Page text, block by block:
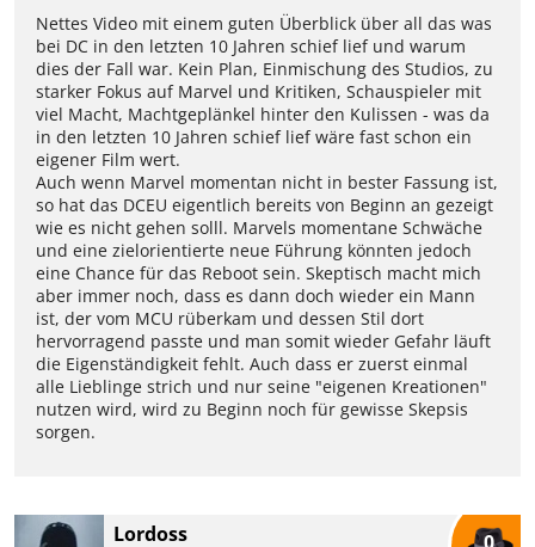
Nettes Video mit einem guten Überblick über all das was
bei DC in den letzten 10 Jahren schief lief und warum
dies der Fall war. Kein Plan, Einmischung des Studios, zu
starker Fokus auf Marvel und Kritiken, Schauspieler mit
viel Macht, Machtgeplänkel hinter den Kulissen - was da
in den letzten 10 Jahren schief lief wäre fast schon ein
eigener Film wert.
Auch wenn Marvel momentan nicht in bester Fassung ist,
so hat das DCEU eigentlich bereits von Beginn an gezeigt
wie es nicht gehen solll. Marvels momentane Schwäche
und eine zielorientierte neue Führung könnten jedoch
eine Chance für das Reboot sein. Skeptisch macht mich
aber immer noch, dass es dann doch wieder ein Mann
ist, der vom MCU rüberkam und dessen Stil dort
hervorragend passte und man somit wieder Gefahr läuft
die Eigenständigkeit fehlt. Auch dass er zuerst einmal
alle Lieblinge strich und nur seine "eigenen Kreationen"
nutzen wird, wird zu Beginn noch für gewisse Skepsis
sorgen.
Lordoss